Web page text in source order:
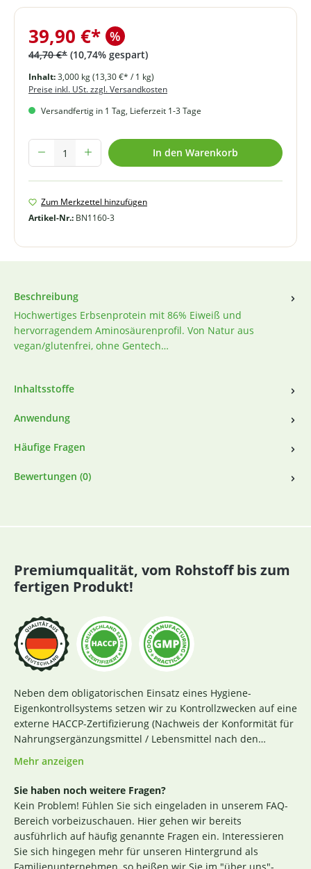
39,90 €* %
44,70 €* (10,74% gespart)
Inhalt:3,000 kg(13,30 €* / 1 kg)
Preise inkl. USt. zzgl. Versandkosten
Versandfertig in 1 Tag, Lieferzeit 1-3 Tage
Produkt Anzahl: Gib den gewünschten Wert ein oder benutze die
In den Warenkorb
Zum Merkzettel hinzufügen
Artikel-Nr.: BN1160-3
Beschreibung
Hochwertiges Erbsenprotein mit 86% Eiweiß und
hervorragendem Aminosäurenprofil. Von Natur aus
vegan/glutenfrei, ohne Gentech…
Inhaltsstoffe
Anwendung
Häufige Fragen
Bewertungen (0)
Premiumqualität, vom Rohstoff bis zum
fertigen Produkt!
Neben dem obligatorischen Einsatz eines Hygiene-
Eigenkontrollsystems setzen wir zu Kontrollzwecken auf eine
externe HACCP-Zertifizierung (Nachweis der Konformität für
Nahrungsergänzungsmittel / Lebensmittel nach den
Richtlinien des Codex Alimentarius und der Verordnung EG
Nr. 852 / 2004 des Europäischen Parlaments). Das aktuelle
Zertifikat finden Siehier
. Darüber hinaus beginnt für uns
die Sicherstellung einer erstklassigen Produktqualität
bereits bei der strengen Durchleuchtung und Auswahl
unserer (Rohstoff-)Lieferanten. Die Produktion nach GMP-
Richtlinie ist hierbei ein wichtiges Kriterium. Losgelöst von
den Tests der Hersteller untersuchen wir zusätzlich, ohne
Mehr anzeigen
Sie haben noch weitere Fragen?
Kein Problem! Fühlen Sie sich eingeladen in unserem FAQ-
Bereich vorbeizuschauen. Hier gehen wir bereits
ausführlich auf häufig genannte Fragen ein. Interessieren
Sie sich hingegen mehr für unseren Hintergrund als